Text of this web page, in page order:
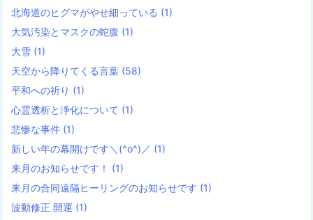
北海道のヒグマがやせ細っている (1)
大気汚染とマスクの蛇腹 (1)
大雪 (1)
天空から降りてくる言葉 (58)
平和への祈り (1)
心霊透析と浄化について (1)
悲惨な事件 (1)
新しい年の幕開けです＼(^o^)／ (1)
来月のお知らせです！ (1)
来月の合同遠隔ヒーリングのお知らせです (1)
波動修正 開運 (1)